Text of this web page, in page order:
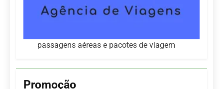
passagens aéreas e pacotes de viagem
Promoção